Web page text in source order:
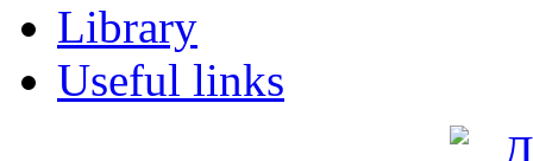
Library
Useful links